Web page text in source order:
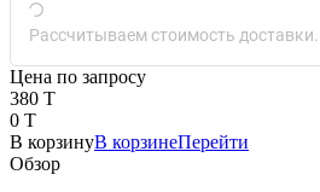
Рассчитываем стоимость доставки...
Цена по запросу
380 T
0 T
В корзинуВ корзинеПерейти
Обзор